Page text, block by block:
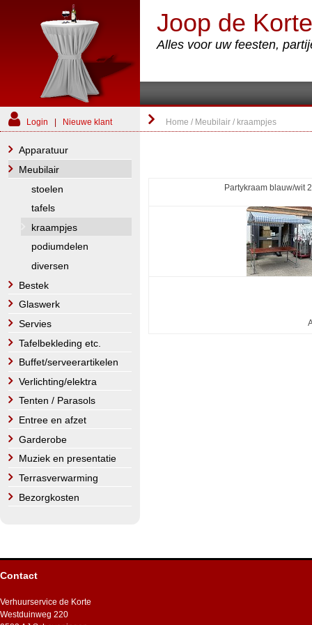
Joop de
Alles voor uw feesten,
Login Nieuwe klant Home / Meubilair / kraampjes
Apparatuur
Meubilair
stoelen
tafels
kraampjes
podiumdelen
diversen
Bestek
Glaswerk
Servies
Tafelbekleding etc.
Buffet/serveerartikelen
Verlichting/elektra
Tenten / Parasols
Entree en afzet
Garderobe
Muziek en presentatie
Terrasverwarming
Bezorgkosten
Partykraam blauw/wit
Contact
Verhuurservice de Korte
Westduinweg 220